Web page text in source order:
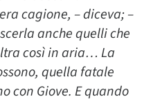
cagione, – diceva; –
anche quelli che
così in aria… La
quella fatale
con Giove. E quando